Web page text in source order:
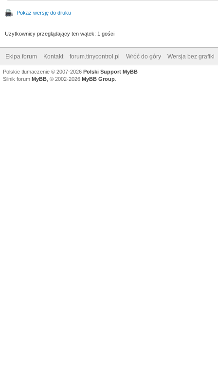
Pokaż wersję do druku
Użytkownicy przeglądający ten wątek: 1 gości
Ekipa forum Kontakt forum.tinycontrol.pl Wróć do góry Wersja bez grafiki
Polskie tłumaczenie © 2007-2026 Polski Support MyBB
Silnik forum MyBB , © 2002-2026 MyBB Group